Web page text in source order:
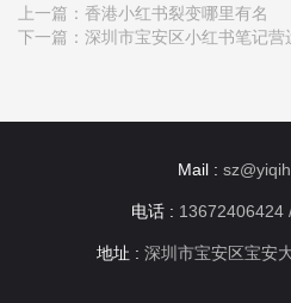
上一篇： 香港小红书裂变哪里有名
下一篇： 深圳市宝安区小红书笔记营
Mail :
电话 : 13672406424
地址 : 深圳市宝安区宝安